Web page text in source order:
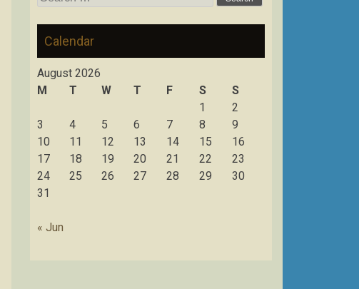
Calendar
August 2026
M
T W T F S
S
1
2
3
4 5 6 7 8
9
10
11 12 13 14 15
16
17
18 19 20 21 22
23
24
25 26 27 28 29
30
31
« Jun